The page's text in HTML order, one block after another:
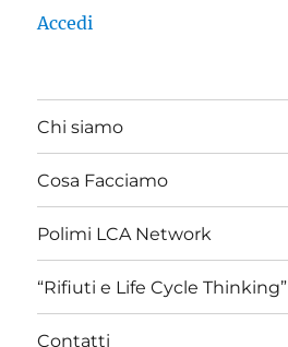
Accedi
Chi siamo
Cosa Facciamo
Polimi LCA Network
“Rifiuti e Life Cycle Thinking”
Contatti